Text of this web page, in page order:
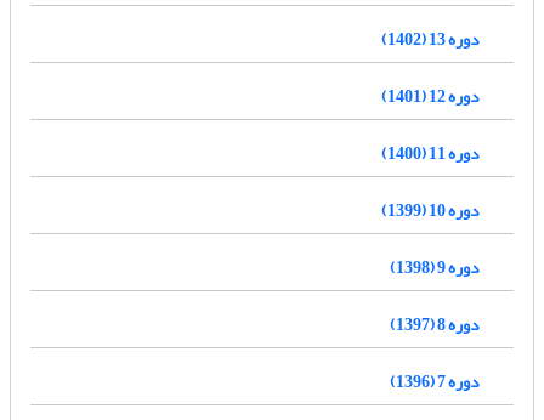
دوره 13 (1402)
دوره 12 (1401)
دوره 11 (1400)
دوره 10 (1399)
دوره 9 (1398)
دوره 8 (1397)
دوره 7 (1396)